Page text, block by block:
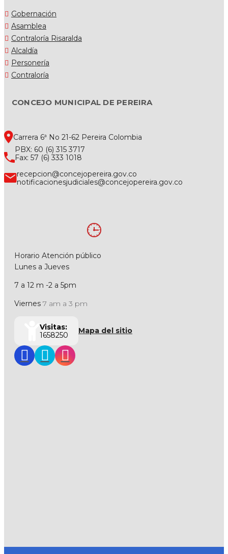
Gobernación
Asamblea
Contraloría Risaralda
Alcaldía
Personería
Contraloría
CONCEJO MUNICIPAL DE PEREIRA
Carrera 6ª No 21-62 Pereira Colombia
PBX: 60 (6) 315 3717
Fax: 57 (6) 333 1018
recepcion@concejopereira.gov.co
notificacionesjudiciales@concejopereira.gov.co
Horario Atención público
Lunes a Jueves
7 a 12 m -2 a 5pm
Viernes 7 am a 3 pm
Visitas:
1658250
Mapa del sitio